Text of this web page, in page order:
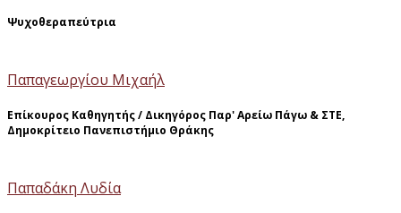
Ψυχοθεραπεύτρια
Παπαγεωργίου Μιχαήλ
Επίκουρος Καθηγητής / Δικηγόρος Παρ' Αρείω Πάγω & ΣΤΕ,
Δημοκρίτειο Πανεπιστήμιο Θράκης
Παπαδάκη Λυδία